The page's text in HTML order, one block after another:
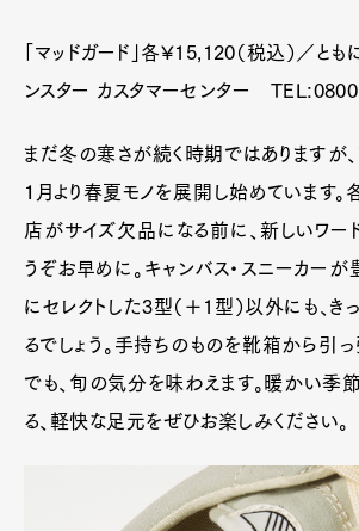
Product Culture
Official Columnist
「マッドガード」各¥15,120（税込）／とも
ンスター カスタマーセンター
まだ冬の寒さが続く時期ではありますが
１月より春夏モノを展開し始めています
店がサイズ欠品になる前に、新しいワー
うぞお早めに。キャンバス・スニーカーが
にセレクトした3型（＋1型）以外にも、
るでしょう。手持ちのものを靴箱から引
でも、旬の気分を味わえます。暖かい季
る、軽快な足元をぜひお楽しみください。